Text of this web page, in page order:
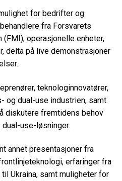
for bedrifter og
fra Forsvarets
operasjonelle enheter,
delta på live demonstrasjoner
teknologinnovatører,
og dual-use industrien, samt
diskutere fremtidens behov
use-løsninger.
annet presentasjoner fra
erfaringer fra
Ukraina, samt muligheter for